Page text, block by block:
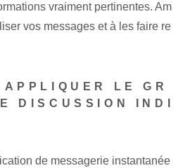
vraiment pertinentes. Am
vos messages et à les faire re
LE GR
DISCUSSION INDI
de messagerie instantanée